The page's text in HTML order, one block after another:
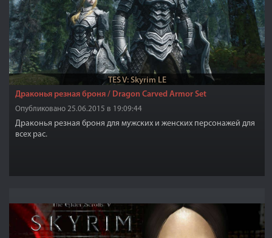
TES V: Skyrim LE
Драконья резная броня / Dragon Carved Armor Set
Опубликовано 25.06.2015 в 19:09:44
Драконья резная броня для мужских и женских персонажей для
всех рас.